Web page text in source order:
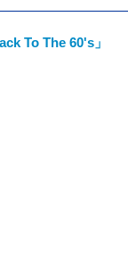
To The 60's」